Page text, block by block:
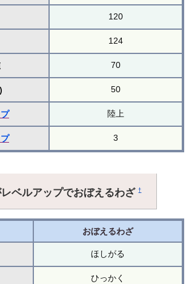
120
124
70
50
陸上
3
ベルアップでおぼえるわざ†
おぼえるわざ
ほしがる
ひっかく